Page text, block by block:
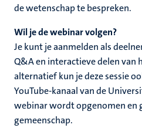
de wetenschap te bespreken.
Wil je de webinar volgen?
Je kunt je aanmelden als
Q&A en interactieve delen van
alternatief kun je deze sessie
YouTube-kanaal van de
webinar wordt opgenomen en
gemeenschap.